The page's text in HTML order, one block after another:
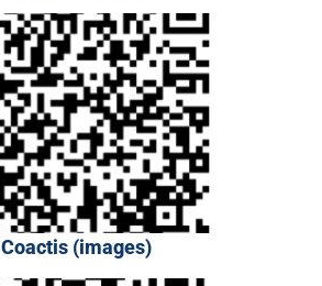
Coactis (images)